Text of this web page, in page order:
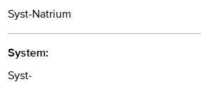
Syst-Natrium
System:
Syst-